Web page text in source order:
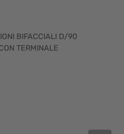
BIFACCIALI D/90
TERMINALE